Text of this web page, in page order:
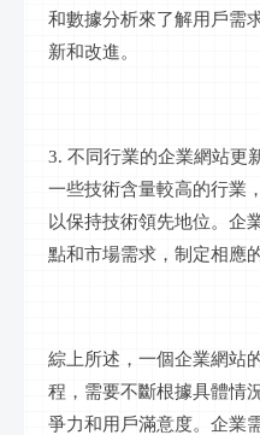
和數據分析來了解用戶需
新和改進。
3. 不同行業的企業網站更
一些技術含量較高的行業
以保持技術領先地位。企
點和市場需求，制定相應
綜上所述，一個企業網站
程，需要不斷根據具體情
爭力和用戶滿意度。企業